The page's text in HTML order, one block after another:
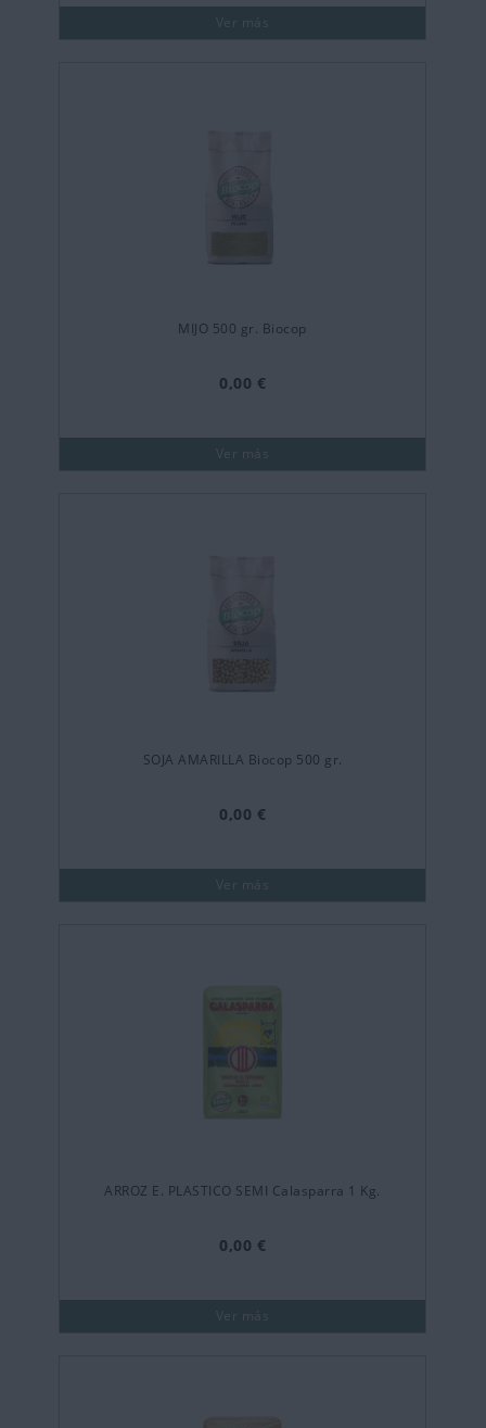
Ver más
MIJO 500 gr. Biocop
0,00 €
Ver más
SOJA AMARILLA Biocop 500 gr.
0,00 €
Ver más
ARROZ E. PLASTICO SEMI Calasparra 1 Kg.
0,00 €
Ver más